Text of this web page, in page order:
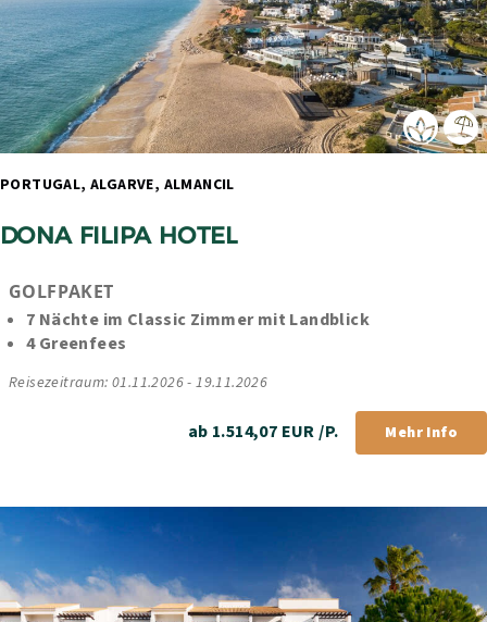
DONA FILIPA HOTEL
GOLFPAKET
7 Nächte im Classic Zimmer mit Landblick
4 Greenfees
Reisezeitraum: 01.11.2026 - 19.11.2026
ab 1.514,07 EUR /P. Mehr Info